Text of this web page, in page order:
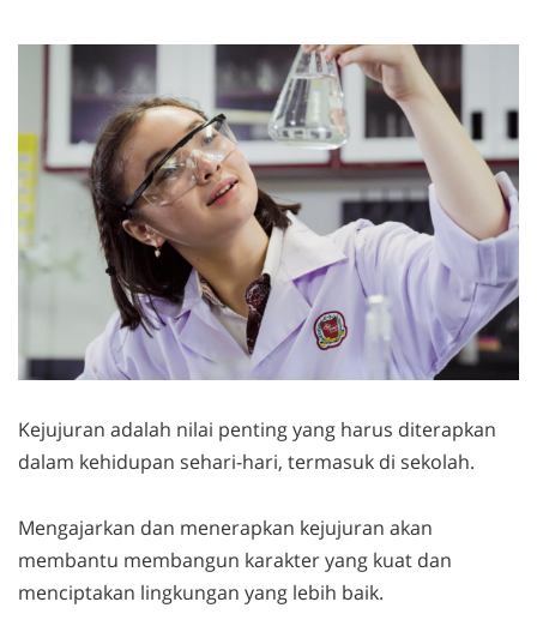
Kejujuran adalah nilai penting yang harus diterapkan
dalam kehidupan sehari-hari, termasuk di sekolah.
Mengajarkan dan menerapkan kejujuran akan
membantu membangun karakter yang kuat dan
menciptakan lingkungan yang lebih baik.